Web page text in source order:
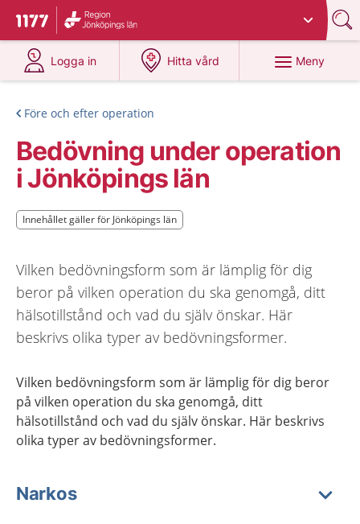
Till startsidan för 1177
Du har valt region
Logga in
på 1177.se
Hitta vård
på 1177.se
Meny
Före och efter operation
Bedövning under operation
i Jönköpings län
Innehållet gäller för Jönköpings län
Innehållet gäller för Jönköpings län
Vilken bedövningsform som är lämplig för dig
beror på vilken operation du ska genomgå, ditt
hälsotillstånd och vad du själv önskar. Här
beskrivs olika typer av bedövningsformer.
Vilken bedövningsform som är lämplig för dig beror
på vilken operation du ska genomgå, ditt
hälsotillstånd och vad du själv önskar. Här beskrivs
olika typer av bedövningsformer.
Narkos